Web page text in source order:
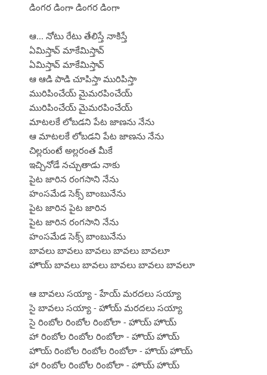
డింగర డింగా డింగర డింగా
ఆ... నోటు రేటు తేలిస్తే నాకిస్తే
ఏమిస్తావ్ మాకేమిస్తావ్
ఏమిస్తావ్ మాకేమిస్తావ్
ఆ ఆడి పాడి చూపిస్తా మురిపిస్తా
మురిపించేయ్ మైమరపించేయ్
మురిపించేయ్ మైమరపించేయ్
మాటలకే లోబడని పేట జాణను నేను
ఆ మాటలకే లోబడని పేట జాణను నేను
చిల్లరుంటే అల్లరంత మీకే
ఇచ్చినోడే నచ్చుతాడు నాకు
పైట జారిన రంగసాని నేను
హంసమేడ సెక్స్ బాంబునేను
పైట జారిన పైట జారిన
పైట జారిన రంగసాని నేను
హంసమేడ సెక్స్ బాంబునేను
బావలు బావలు బావలు బావలు బావలూ
హొయ్ బావలు బావలు బావలు బావలు బావలూ
ఆ బావలు సయ్యా - హేయ్ మరదలు సయ్యా
సై బావలు సయ్యా - హోయ్ మరదలు సయ్యా
సై రింబోల రింబోల రింబోలా - హొయ్ హొయ్
హా రింబోల రింబోల రింబోలా - హొయ్ హొయ్
హొయ్ రింబోల రింబోల రింబోలా - హొయ్ హొయ్
హా రింబోల రింబోల రింబోలా - హొయ్ హొయ్